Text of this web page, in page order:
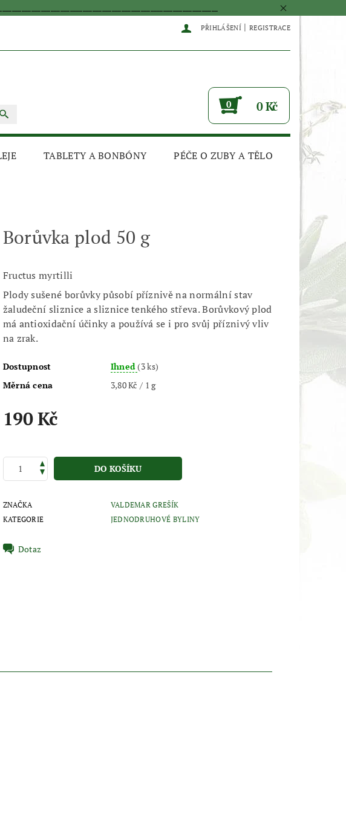
PŘIHLÁŠENÍ | REGISTRACE
0 0 Kč
TABLETY A BONBÓNY PÉČE O ZUBY A TĚLO
Borůvka plod 50 g
Fructus myrtilli
Plody sušené borůvky působí příznivě na normální stav
žaludeční sliznice a sliznice tenkého střeva. Borůvkový plod
má antioxidační účinky a používá se i pro svůj příznivý vliv
na zrak.
Dostupnost Ihned(3 ks)
Měrná cena
3,80 Kč / 1 g
190 Kč
ZNAČKA
VALDEMAR GREŠÍK
KATEGORIE
JEDNODRUHOVÉ BYLINY
Dotaz